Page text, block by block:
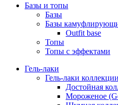
Базы и топы
Базы
Базы
Outfit base
Топы
Топы с эффектами
Гель-лаки
Гель-лаки коллекции
Достойная
Мороженое